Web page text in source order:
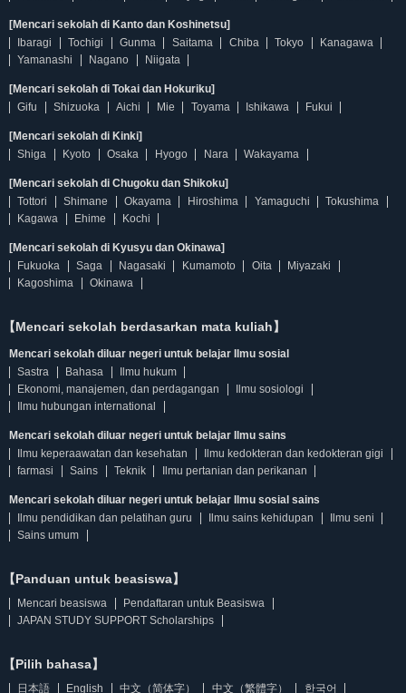
[Mencari sekolah di Kanto dan Koshinetsu]
Ibaragi
Tochigi Gunma Saitama Chiba Tokyo
Kanagawa
Yamanashi
Nagano Niigata
[Mencari sekolah di Tokai dan Hokuriku]
Gifu
Shizuoka Aichi Mie Toyama Ishikawa Fukui
[Mencari sekolah di Kinki]
Shiga
Kyoto Osaka Hyogo Nara Wakayama
[Mencari sekolah di Chugoku dan Shikoku]
Tottori
Shimane Okayama Hiroshima Yamaguchi
Tokushima
Kagawa
Ehime Kochi
[Mencari sekolah di Kyusyu dan Okinawa]
Fukuoka
Saga Nagasaki Kumamoto Oita
Miyazaki
Kagoshima
Okinawa
【Mencari sekolah berdasarkan mata kuliah】
Mencari sekolah diluar negeri untuk belajar Ilmu sosial
Sastra
Bahasa
Ilmu hukum
Ekonomi, manajemen, dan perdagangan
Ilmu sosiologi
Ilmu hubungan international
Mencari sekolah diluar negeri untuk belajar Ilmu sains
Ilmu keperaawatan dan kesehatan
Ilmu kedokteran dan kedokteran gigi
farmasi
Sains Teknik Ilmu pertanian dan perikanan
Mencari sekolah diluar negeri untuk belajar Ilmu sosial sains
Ilmu pendidikan dan pelatihan guru
Ilmu sains kehidupan
Ilmu seni
Sains umum
【Panduan untuk beasiswa】
Mencari beasiswa
Pendaftaran untuk Beasiswa
JAPAN STUDY SUPPORT Scholarships
【Pilih bahasa】
日本語 English 中文（简体字） 中文（繁體字） 한국어